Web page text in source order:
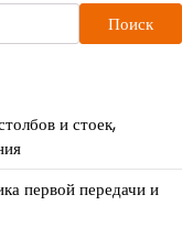
Поиск
и стоек,
первой передачи и